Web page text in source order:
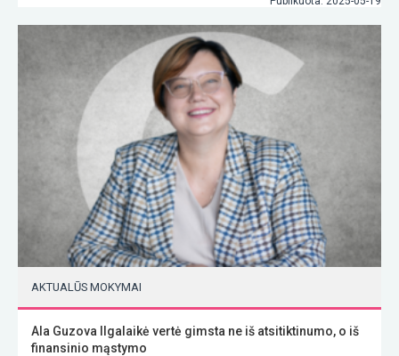
AKTUALŪS MOKYMAI
Ala Guzova Ilgalaikė vertė gimsta ne iš atsitiktinumo, o iš
finansinio mąstymo